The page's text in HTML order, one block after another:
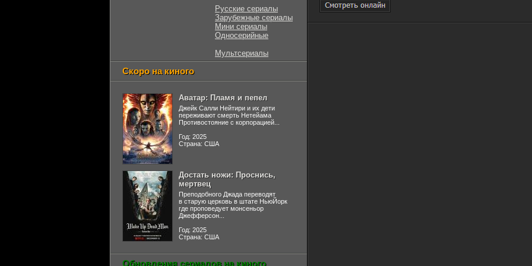
Русские сериалы
Зарубежные сериалы
Мини сериалы
Односерийные
Мультсериалы
Скоро на киного
Аватар: Пламя и пепел
Джейк Салли Нейтири и их дети
переживают смерть Нетейама
Противостояние с корпорацией...
Год: 2025
Страна: США
Достать ножи: Проснись,
мертвец
Преподобного Джада переводят
в старую церковь в штате НьюЙорк
где проповедует монсеньор
Джефферсон...
Год: 2025
Страна: США
Обновления сериалов на киного